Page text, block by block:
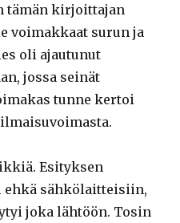
tämän kirjoittajan
voimakkaat surun ja
oli ajautunut
jossa seinät
tunne kertoi
Esityksen
sähkölaitteisiin,
joka lähtöön. Tosin